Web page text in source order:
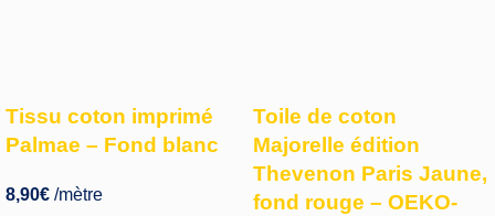
Tissu coton imprimé
Palmae – Fond blanc
8,90€ /mètre
Toile de coton
Majorelle édition
Thevenon Paris Jaune,
fond rouge – OEKO-